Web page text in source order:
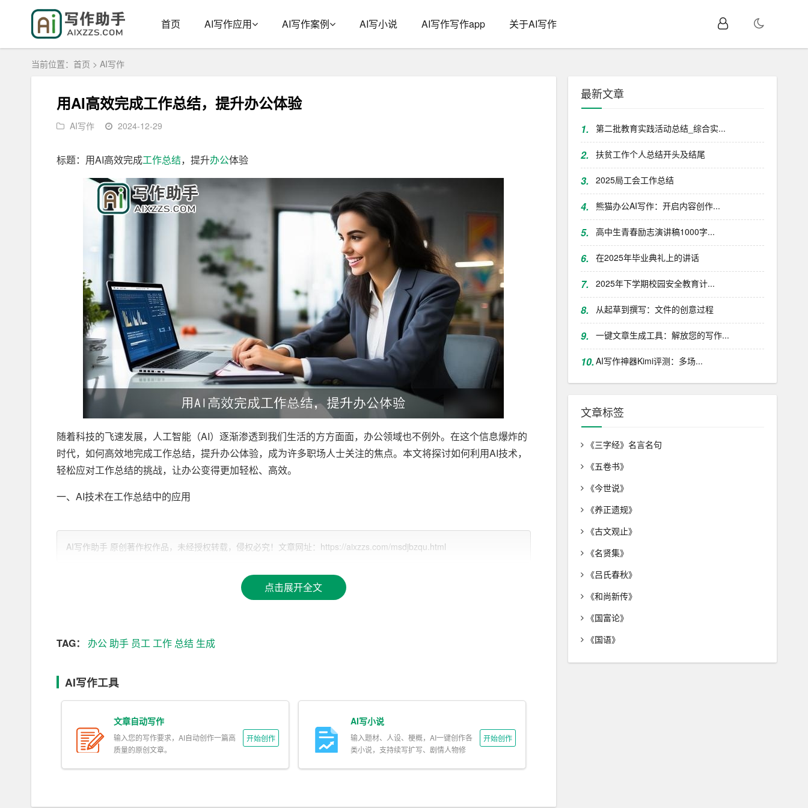
首页 AI写作应用 AI写作案例 AI写小说 AI写作写作app 关于AI写作
当前位置： 首页 > AI写作
用AI高效完成工作总结，提升办公体验
AI写作 2024-12-29
标题：用AI高效完成工作总结，提升办公体验
随着科技的飞速发展，人工智能（AI）逐渐渗透到我们生活的方方面面，办公领域也不例外。在这个信息爆炸的
时代，如何高效地完成工作总结，提升办公体验，成为许多职场人士关注的焦点。本文将探讨如何利用AI技术，
轻松应对工作总结的挑战，让办公变得更加轻松、高效。
一、AI技术在工作总结中的应用
工作总结的核心在于对过去一段时间的工作进行梳理和总结。在这个过程中，数据分析显得尤为重要。AI技术可
销售数据进行挖掘，员工可以直观地了解到自己的业绩情况，从而有针对性地进行总结。
撰写工作总结是一项耗时且费力的任务。AI技术可以自动生成文本，提高撰写效率。通过输入关键词、主题和相
关信息，AI助手可以在短时间内生成一篇结构清晰、内容完整的工作总结。员工只需在此基础上进行修改和完
AI助手可以根据员工的工作内容和偏好，智能推荐相关的工作总结模板和优秀案例。这有助于员工在撰写总结时
借鉴他人的经验和优点，提高自己的总结水平。
二、如何高效利用AI完成工作总结
AI写作助手 原创著作权作品，未经授权转载，侵权必究！文章网址：https://aixzzs.com/msdjbzqu.html
点击展开全文
TAG： 办公助手 员工工作 总结 生成
AI写作工具
文章自动写作
输入您的写作要求，AI自动创作一篇高
质量的原创文章。
开始创作
AI写小说
输入题材、人设、梗概，AI一键创作各
类小说，支持续写扩写、剧情人物修
开始创作
最新文章
1. 第二批教育实践活动总结_综合实...
2. 扶贫工作个人总结开头及结尾
3. 2025局工会工作总结
4. 熊猫办公AI写作：开启内容创作...
5. 高中生青春励志演讲稿1000字...
6. 在2025年毕业典礼上的讲话
7. 2025年下学期校园安全教育计...
8. 从起草到撰写：文件的创意过程
9. 一键文章生成工具：解放您的写作...
10.AI写作神器Kimi评测：多场...
文章标签
《三字经》名言名句
《五卷书》
《今世说》
《养正遗规》
《古文观止》
《名贤集》
《吕氏春秋》
《和尚新传》
《国富论》
《国语》